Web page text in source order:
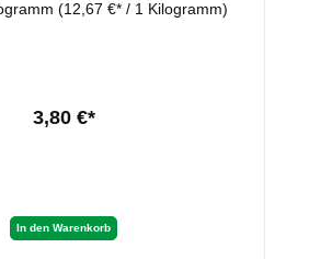
(12,67 €* / 1 Kilogramm)
3,80 €*
In den Warenkorb